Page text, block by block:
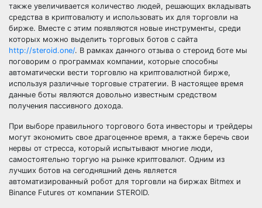
также увеличивается количество людей, решающих вкладывать
средства в криптовалюту и использовать их для торговли на
бирже. Вместе с этим появляются новые инструменты, среди
которых можно выделить торговых ботов с сайта
http://steroid.one/. В рамках данного отзыва о стероид боте мы
поговорим о программах компании, которые способны
автоматически вести торговлю на криптовалютной бирже,
используя различные торговые стратегии. В настоящее время
данные боты являются довольно известным средством
получения пассивного дохода.
При выборе правильного торгового бота инвесторы и трейдеры
могут экономить свое драгоценное время, а также беречь свои
нервы от стресса, который испытывают многие люди,
самостоятельно торгую на рынке криптовалют. Одним из
лучших ботов на сегодняшний день является
автоматизированный робот для торговли на биржах Bitmex и
Binance Futures от компании STEROID.